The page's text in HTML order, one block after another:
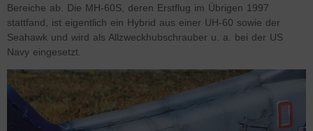
Bereiche ab. Die MH-60S, deren Erstflug im Übrigen 1997
stattfand, ist eigentlich ein Hybrid aus einer UH-60 sowie der
Seahawk und wird als Allzweckhubschrauber u. a. bei der US
Navy eingesetzt.